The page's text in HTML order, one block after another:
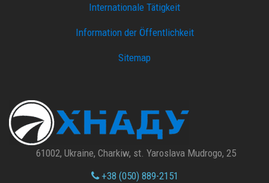
Internationale Tätigkeit
Information der Öffentlichkeit
Sitemap
61002, Ukraine, Charkiw, st. Yaroslava Mudrogo, 25
+38 (050) 889-2151